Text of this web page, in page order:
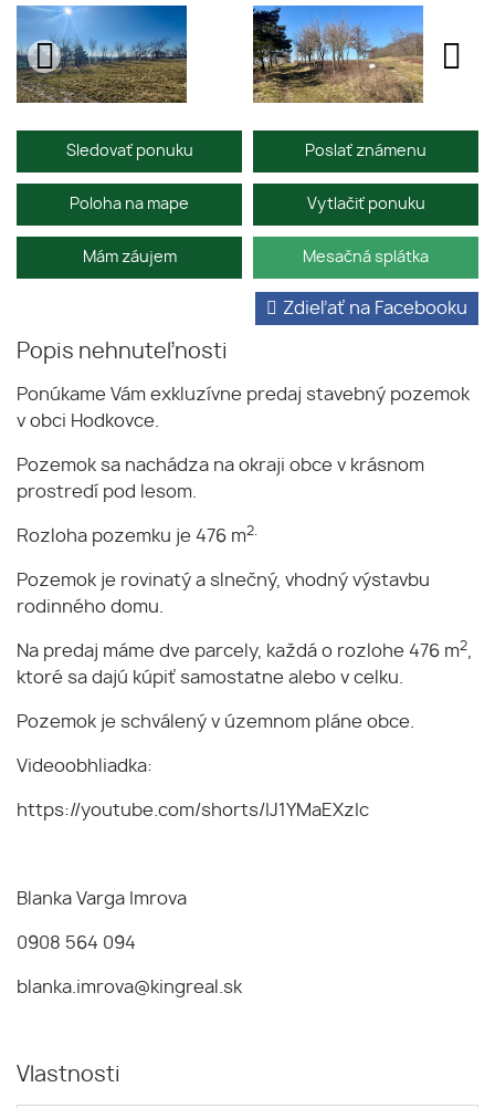
Sledovať ponuku Poslať známenu
Poloha na mape Vytlačiť ponuku
Mám záujem Mesačná splátka
Popis nehnuteľnosti
Zdieľať na Facebooku
Ponúkame Vám exkluzívne predaj stavebný pozemok
v obci Hodkovce.
Pozemok sa nachádza na okraji obce v krásnom
prostredí pod lesom.
Rozloha pozemku je 476 m2.
Pozemok je rovinatý a slnečný, vhodný výstavbu
rodinného domu.
Na predaj máme dve parcely, každá o rozlohe 476 m2
ktoré sa dajú kúpiť samostatne alebo v celku.
Pozemok je schválený v územnom pláne obce.
Videoobhliadka:
https://youtube.com/shorts/IJ1YMaEXzIc
Blanka Varga Imrova
0908 564 094
blanka.imrova@kingreal.sk
Vlastnosti